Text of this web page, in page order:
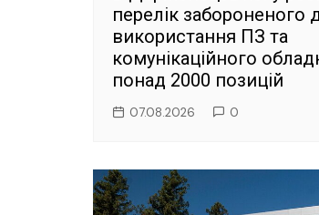
перелік забороненого
використання ПЗ та
комунікаційного
понад 2000 позицій
07.08.2026 0